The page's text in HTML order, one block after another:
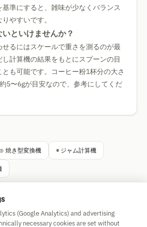
基準にすると、雑味が少なくバランス
やすいです。
といけませんか？
るにはスケールで重さを測るのが最
し計算機の結果をもとにスプーンの目
も可能です。コーヒー粉1杯分の大さ
5〜6gが目安なので、参考にしてくだ
⊙ 焼き型変換機 ⊗ ジャム計算機
Simple Calculator
(Google Analytics) and advertising
necessary cookies are set without